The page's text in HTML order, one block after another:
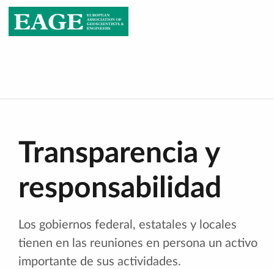
Transparencia y
responsabilidad
Los gobiernos federal, estatales y locales
tienen en las reuniones en persona un activo
importante de sus actividades.